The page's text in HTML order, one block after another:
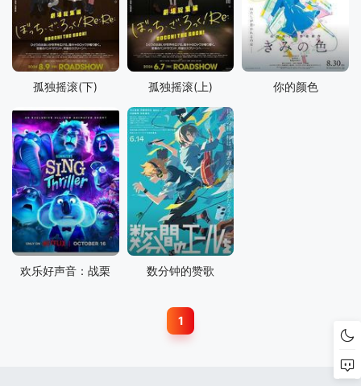
孤独摇滚(下) 孤独摇滚(上) 你的颜色
欢乐好声音：战栗 数分钟的赞歌
1